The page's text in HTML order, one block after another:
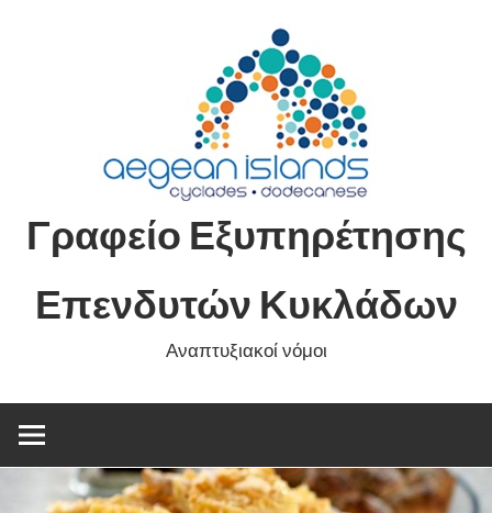
Γραφείο Εξυπηρέτησης
Επενδυτών Κυκλάδων
Αναπτυξιακοί νόμοι